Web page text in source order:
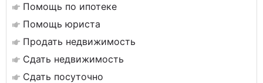
Помощь по ипотеке
Помощь юриста
Продать недвижимость
Сдать недвижимость
Сдать посуточно